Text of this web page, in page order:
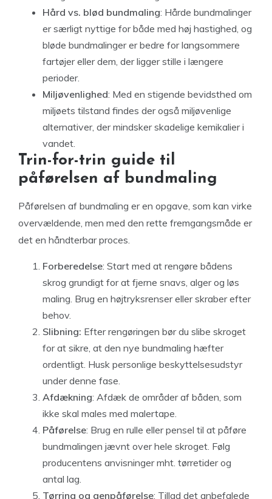
Hård vs. blød bundmaling: Hårde bundmalinger
er særligt nyttige for både med høj hastighed, og
bløde bundmalinger er bedre for langsommere
fartøjer eller dem, der ligger stille i længere
perioder.
Miljøvenlighed: Med en stigende bevidsthed om
miljøets tilstand findes der også miljøvenlige
alternativer, der mindsker skadelige kemikalier i
vandet.
Trin-for-trin guide til
påførelsen af bundmaling
Påførelsen af bundmaling er en opgave, som kan virke
overvældende, men med den rette fremgangsmåde er
det en håndterbar proces.
Forberedelse: Start med at rengøre bådens
skrog grundigt for at fjerne snavs, alger og løs
maling. Brug en højtryksrenser eller skraber efter
behov.
Slibning: Efter rengøringen bør du slibe skroget
for at sikre, at den nye bundmaling hæfter
ordentligt. Husk personlige beskyttelsesudstyr
under denne fase.
Afdækning: Afdæk de områder af båden, som
ikke skal males med malertape.
Påførelse: Brug en rulle eller pensel til at påføre
bundmalingen jævnt over hele skroget. Følg
producentens anvisninger mht. tørretider og
antal lag.
Tørring og genpåførelse: Tillad det anbefalede